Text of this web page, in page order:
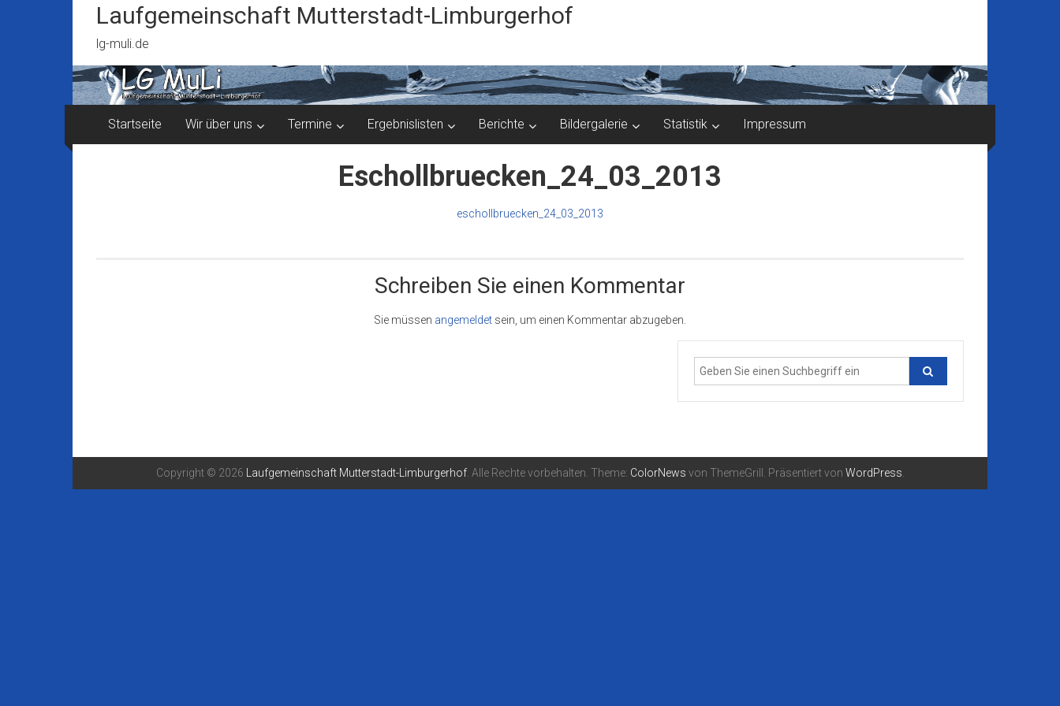
Inhalt
springen
Laufgemeinschaft Mutterstadt-Limburgerhof
lg-muli.de
Startseite Wir über uns Termine Ergebnislisten Berichte Bildergalerie Statistik Impressum
Eschollbruecken_24_03_2013
eschollbruecken_24_03_2013
Schreiben Sie einen Kommentar
Sie müssen angemeldet sein, um einen Kommentar abzugeben.
Copyright © 2026 Laufgemeinschaft Mutterstadt-Limburgerhof. Alle Rechte vorbehalten. Theme: ColorNews von ThemeGrill. Präsentiert von WordPress.